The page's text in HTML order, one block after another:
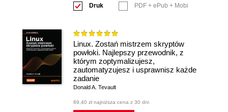
Druk PDF + ePub + Mobi
Linux. Zostań mistrzem skryptów
powłoki. Najlepszy przewodnik, z
którym zoptymalizujesz,
zautomatyzujesz i usprawnisz każde
zadanie
Donald A. Tevault
89,40 zł najniższa cena z 30 dni